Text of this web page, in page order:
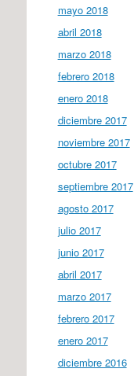
mayo 2018
abril 2018
marzo 2018
febrero 2018
enero 2018
diciembre 2017
noviembre 2017
octubre 2017
septiembre 2017
agosto 2017
julio 2017
junio 2017
abril 2017
marzo 2017
febrero 2017
enero 2017
diciembre 2016